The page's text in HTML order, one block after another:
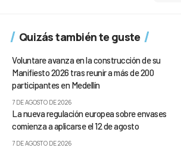
Quizás también te guste
Voluntare avanza en la construcción de su
Manifiesto 2026 tras reunir a más de 200
participantes en Medellín
7 DE AGOSTO DE 2026
La nueva regulación europea sobre envases
comienza a aplicarse el 12 de agosto
7 DE AGOSTO DE 2026